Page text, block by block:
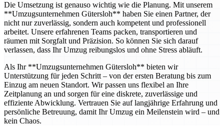
Die Umsetzung ist genauso wichtig wie die Planung. Mit unserem
**Umzugsunternehmen Gütersloh** haben Sie einen Partner, der
nicht nur zuverlässig, sondern auch kompetent und professionell
arbeitet. Unsere erfahrenen Teams packen, transportieren und
räumen mit Sorgfalt und Präzision. So können Sie sich darauf
verlassen, dass Ihr Umzug reibungslos und ohne Stress abläuft.
Als Ihr **Umzugsunternehmen Gütersloh** bieten wir
Unterstützung für jeden Schritt – von der ersten Beratung bis zum
Einzug am neuen Standort. Wir passen uns flexibel an Ihre
Zeitplanung an und sorgen für eine diskrete, zuverlässige und
effiziente Abwicklung. Vertrauen Sie auf langjährige Erfahrung und
persönliche Betreuung, damit Ihr Umzug ein Meilenstein wird – und
kein Chaos.